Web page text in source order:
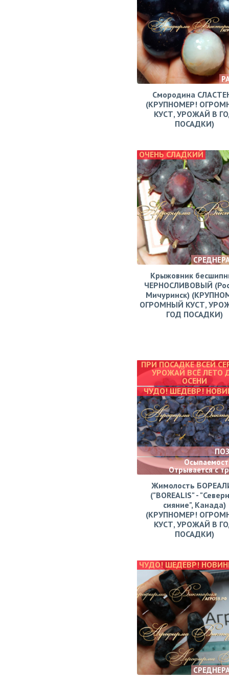
Смородина
(КРУПНОМЕР!
КУСТ, УРОЖАЙ В
ПОСАДКИ)
ОЧЕНЬ СЛАДКИЙ
Крыжовник
ЧЕРНОСЛИВОВЫЙ
Мичуринск)
ОГРОМНЫЙ КУСТ,
ГОД ПОСАДКИ)
ПРИ ПОСАДКЕ ВСЕЙ
УРОЖАЙ ВСЁ ЛЕТО
ОСЕНИ
ЧУДО! ШЕДЕВР!
Отрывается с
Жимолость
("BOREALIS" -
сияние", Канада)
(КРУПНОМЕР!
КУСТ, УРОЖАЙ В
ПОСАДКИ)
ЧУДО! ШЕДЕВР!